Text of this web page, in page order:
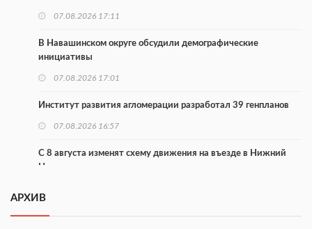
07.08.2026 17:11
В Навашинском округе обсудили демографические
инициативы
07.08.2026 17:01
Институт развития агломерации разработал 39 генпланов
07.08.2026 16:57
С 8 августа изменят схему движения на въезде в Нижний
Новгород
В Нижегородской области прошло заседание АТК и
АРХИВ